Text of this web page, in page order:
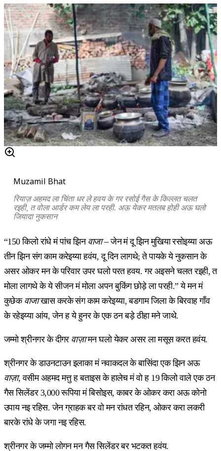
Muzamil Bhat
रियाज़ अहमद ला चिंता धर ले हवय के गर रसोई गैस के किल्लत चलत
रइही, त वोला आर्डर कम लेय ला परही. अऊ येकर मतलब होही अऊ घलो
जियादा नुकसान
“150 किलो रांधे मं पांच झिन वाजा– जेन मं दू झिन मुखिया रसोइय्या अऊ
तीन झिन संग काम करेइय्या हवंय, दू दिन लागथे; ते पायके ये नुकसान के
असर ओकर मन के परिवार उपर घलो परत हवय. गर अइसने चलत रइही, त
मोला लागथे के ये सीजन मं मोला अपन बुकिंग छोड़े ला परही.” ये मन मं
कुछेक वाजाखास करके संग काम करेइय्या, बडगाम जिला के बिरवाह गाँव
के रहेइय्या आंय, जेन ह ये हुनर के एक ठन बड़े ठीहा मने जाथे.
जम्मो श्रीनगर के दीगर वाज़ामन घलो येकर असर ला मसूस करत हवंय.
श्रीनगर के डाउनटाउन इलाका मं नवाकदल के बासिंदा एक झिन अऊ
वाज़ा, वसीम अहमद मत्तु ह बताइस के हालेच मं वो ह 19 किलो वाले एक ठन
गैस सिलेंडर 3,000 रूपिया मं बिसोइस, काबर के ओकर करा अऊ कोनो
उपाय नइ रहिस. जेन ग्राहक बर वो मन रांधत रहिन, ओकर करा लकरी
बारके रांधे के जगा नइ रहिस.
श्रीनगर के जम्मो लोगन मन गैस सिलेंडर बर भटकत हवंय.